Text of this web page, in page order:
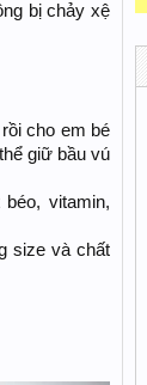
bị chảy xệ
cho em bé
giữ bầu vú
vitamin,
size và chất